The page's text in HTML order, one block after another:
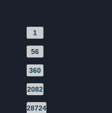
1
56
360
2082
28724